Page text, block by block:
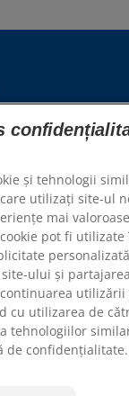
și tehnologii
utilizați site-ul
mai
pot fi
ului și
utilizării
cu utilizarea de
tehnologiilor
de confidențialitate.